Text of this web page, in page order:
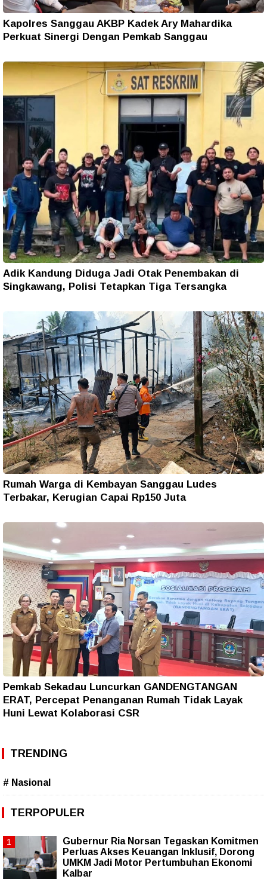
Kapolres Sanggau AKBP Kadek Ary Mahardika
Perkuat Sinergi Dengan Pemkab Sanggau
Adik Kandung Diduga Jadi Otak Penembakan di
Singkawang, Polisi Tetapkan Tiga Tersangka
Rumah Warga di Kembayan Sanggau Ludes
Terbakar, Kerugian Capai Rp150 Juta
Pemkab Sekadau Luncurkan GANDENGTANGAN
ERAT, Percepat Penanganan Rumah Tidak Layak
Huni Lewat Kolaborasi CSR
TRENDING
# Nasional
TERPOPULER
Gubernur Ria Norsan Tegaskan Komitmen
Perluas Akses Keuangan Inklusif, Dorong
UMKM Jadi Motor Pertumbuhan Ekonomi
Kalbar